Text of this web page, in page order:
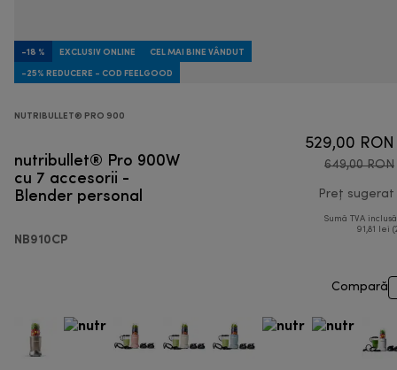
-18 % EXCLUSIV ONLINE
CEL MAI BINE VÂNDUT
-25% REDUCERE - COD FEELGOOD
NUTRIBULLET® PRO 900
nutribullet® Pro 900W
cu 7 accesorii -
Blender personal
NB910CP
529,00 RON
649,00 RON
Preț sugerat
Sumă TVA
91,81 lei
Compară